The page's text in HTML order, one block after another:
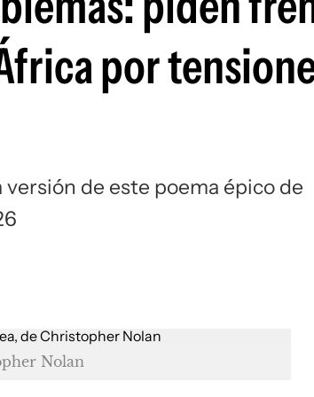
por
de este poema épico de
Nolan